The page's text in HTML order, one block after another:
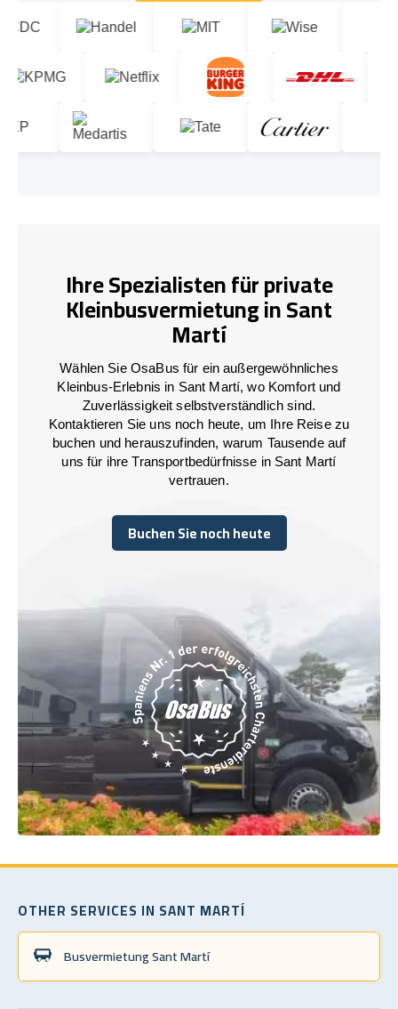
Ihre Spezialisten für private
Kleinbusvermietung in Sant
Martí
Wählen Sie OsaBus für ein außergewöhnliches
Kleinbus-Erlebnis in Sant Martí, wo Komfort und
Zuverlässigkeit selbstverständlich sind.
Kontaktieren Sie uns noch heute, um Ihre Reise zu
buchen und herauszufinden, warum Tausende auf
uns für ihre Transportbedürfnisse in Sant Martí
vertrauen.
Buchen Sie noch heute
Buchen Sie noch heute
OTHER SERVICES IN SANT MARTÍ
Busvermietung Sant Martí